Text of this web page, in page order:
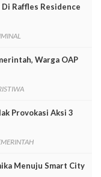
Raffles Residence
Warga OAP
Provokasi Aksi 3
Menuju Smart City